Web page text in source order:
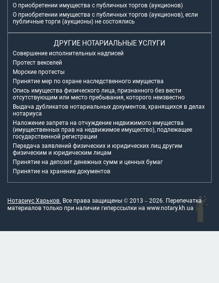
О приобретении имущества с публичных торгов (аукционов)
О приобретении имущества с публичных торгов (аукционов), если
публичные торги (аукционы) не состоялись
ДРУГИЕ НОТАРИАЛЬНЫЕ УСЛУГИ
Совершение исполнительных надписей
Протест векселей
Морские протесты
Принятие мер по охране наследственного имущества
Опись имущества физического лица, признанного без вести
отсутствующим или место пребывания, которого неизвестно
Выдача дубликатов нотариальных документов, хранящихся в делах
нотариуса
Наложение запрета на отчуждение недвижимого имущества
(имущественных прав на недвижимое имущество), подлежащее
государственной регистрации
Передача заявлений физических и юридических лиц другим
физическим и юридическим лицам
Принятие на депозит денежных сумм и ценных бумаг
Принятие на хранение документов
Нотариус Харьков. Все права защищены © 2013 – 2026. Перепечатка
материалов только при наличии гиперссылки на www.notary.kh.ua